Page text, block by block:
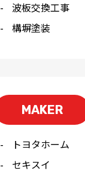
波板交換工事
構塀塗装
MAKER
トヨタホーム
セキスイ